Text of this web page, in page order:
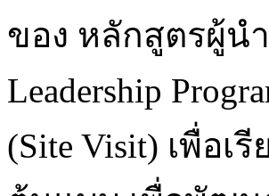
ของ หลักสูตรผู้นำ
Leadership
(Site Visit) เพื่อ